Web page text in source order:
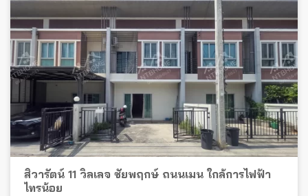
สิวารัตน์ 11 วิลเลจ ชัยพฤกษ์ ถนนเมน ใกล้การไฟฟ้า
ไทรน้อย